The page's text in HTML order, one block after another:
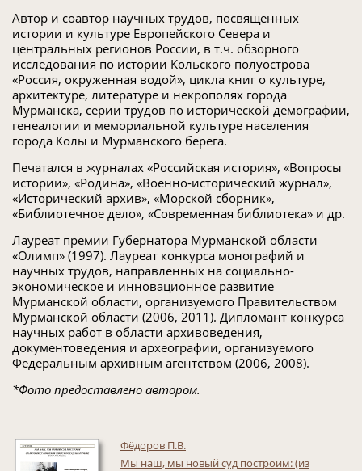
Автор и соавтор научных трудов, посвященных
истории и культуре Европейского Севера и
центральных регионов России, в т.ч. обзорного
исследования по истории Кольского полуострова
«Россия, окруженная водой», цикла книг о культуре,
архитектуре, литературе и некрополях города
Мурманска, серии трудов по исторической демографии,
генеалогии и мемориальной культуре населения
города Колы и Мурманского берега.
Печатался в журналах «Российская история», «Вопросы
истории», «Родина», «Военно-исторический журнал»,
«Исторический архив», «Морской сборник»,
«Библиотечное дело», «Современная библиотека» и др.
Лауреат премии Губернатора Мурманской области
«Олимп» (1997). Лауреат конкурса монографий и
научных трудов, направленных на социально-
экономическое и инновационное развитие
Мурманской области, организуемого Правительством
Мурманской области (2006, 2011). Дипломант конкурса
научных работ в области архивоведения,
документоведения и археографии, организуемого
Федеральным архивным агентством (2006, 2008).
*Фото предоставлено автором.
Фёдоров П.В.
Мы наш, мы новый суд построим: (из